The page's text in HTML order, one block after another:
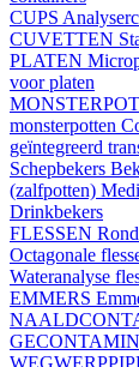
CUPS
CUVETTEN
PLATEN
voor platen
monsterpotten
geïntegreerd
Schepbekers
(zalfpotten)
Drinkbekers
FLESSEN
Octagonale
Wateranalyse
EMMERS